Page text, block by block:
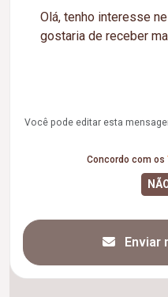
Você pode editar esta
Concordo com os
Enviar